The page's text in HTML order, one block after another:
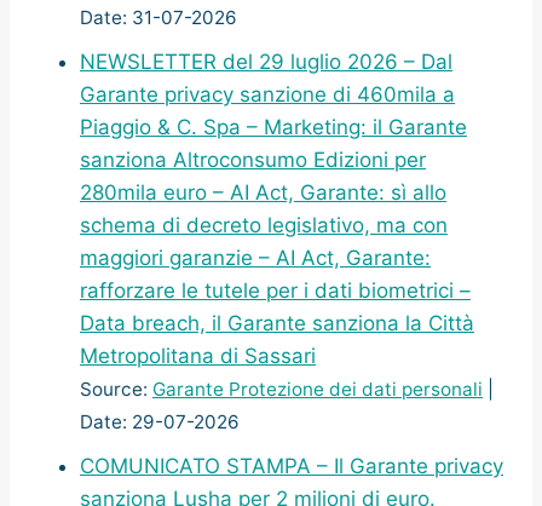
Date: 31-07-2026
NEWSLETTER del 29 luglio 2026 – Dal
Garante privacy sanzione di 460mila a
Piaggio & C. Spa – Marketing: il Garante
sanziona Altroconsumo Edizioni per
280mila euro – AI Act, Garante: sì allo
schema di decreto legislativo, ma con
maggiori garanzie – AI Act, Garante:
rafforzare le tutele per i dati biometrici –
Data breach, il Garante sanziona la Città
Metropolitana di Sassari
Source: Garante Protezione dei dati personali
Date: 29-07-2026
COMUNICATO STAMPA – Il Garante privacy
sanziona Lusha per 2 milioni di euro.